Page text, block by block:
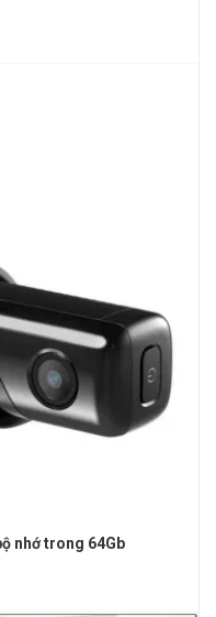
nhớ trong 64Gb